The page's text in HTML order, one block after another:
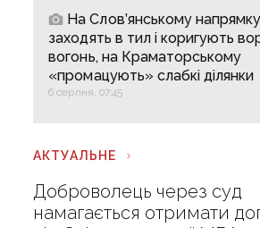
На Слов’янському
заходять в тил і коригують
вогонь, на Краматорському
«промацують» слабкі ділянки
6 серпня, 07:45
АКТУАЛЬНЕ
Доброволець через суд
намагається отримати